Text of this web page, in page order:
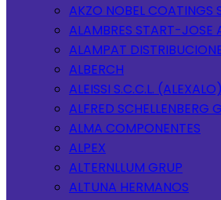
AKZO NOBEL COATINGS
ALAMBRES START-JOSE
ALAMPAT
ALBERCH
ALEISSI S.C.C.L. (ALEXALO)
ALFRED SCHELLENBERG
ALMA COMPONENTES
ALPEX
ALTERNLLUM GRUP
ALTUNA HERMANOS